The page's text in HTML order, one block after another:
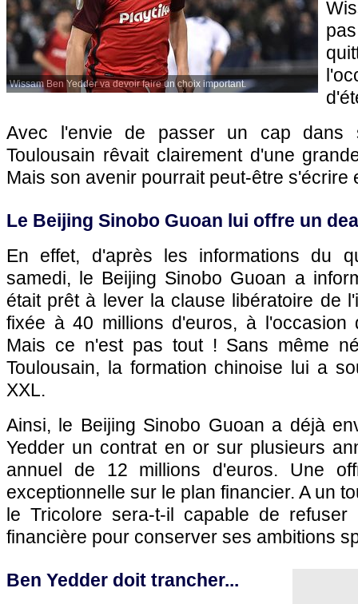
Wissam Ben Yedder va devoir faire un choix important.
Avec l'envie de passer un cap dans
Toulousain rêvait clairement d'une
Mais son avenir pourrait peut-être s'écrire
Le Beijing Sinobo Guoan lui offre un
En effet, d'après les informations du
samedi, le Beijing Sinobo Guoan a
était prêt à lever la clause libératoire de
fixée à 40 millions d'euros, à l'occasion
Mais ce n'est pas tout ! Sans même
Toulousain, la formation chinoise lui a
XXL.
Ainsi, le Beijing Sinobo Guoan a déjà
Yedder un contrat en or sur plusieurs
annuel de 12 millions d'euros. Une
exceptionnelle sur le plan financier. A un
le Tricolore sera-t-il capable de refuser
financière pour conserver ses ambitions
Ben Yedder doit trancher...